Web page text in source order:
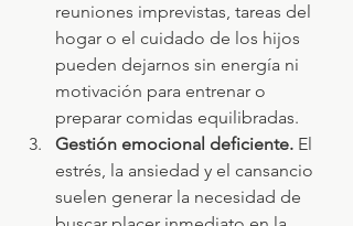
reuniones imprevistas, tareas del
hogar o el cuidado de los hijos
pueden dejarnos sin energía ni
motivación para entrenar o
preparar comidas equilibradas.
Gestión emocional deficiente. El
estrés, la ansiedad y el cansancio
suelen generar la necesidad de